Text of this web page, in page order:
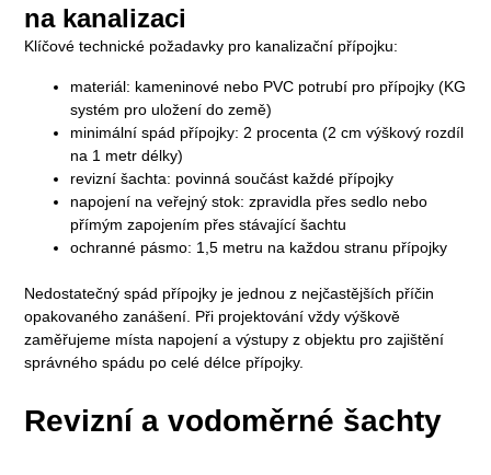
na kanalizaci
Klíčové technické požadavky pro kanalizační přípojku:
materiál: kameninové nebo PVC potrubí pro přípojky (KG
systém pro uložení do země)
minimální spád přípojky: 2 procenta (2 cm výškový rozdíl
na 1 metr délky)
revizní šachta: povinná součást každé přípojky
napojení na veřejný stok: zpravidla přes sedlo nebo
přímým zapojením přes stávající šachtu
ochranné pásmo: 1,5 metru na každou stranu přípojky
Nedostatečný spád přípojky je jednou z nejčastějších příčin
opakovaného zanášení. Při projektování vždy výškově
zaměřujeme místa napojení a výstupy z objektu pro zajištění
správného spádu po celé délce přípojky.
Revizní a vodoměrné šachty